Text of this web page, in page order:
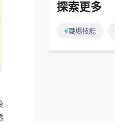
探索更多
#職場技能